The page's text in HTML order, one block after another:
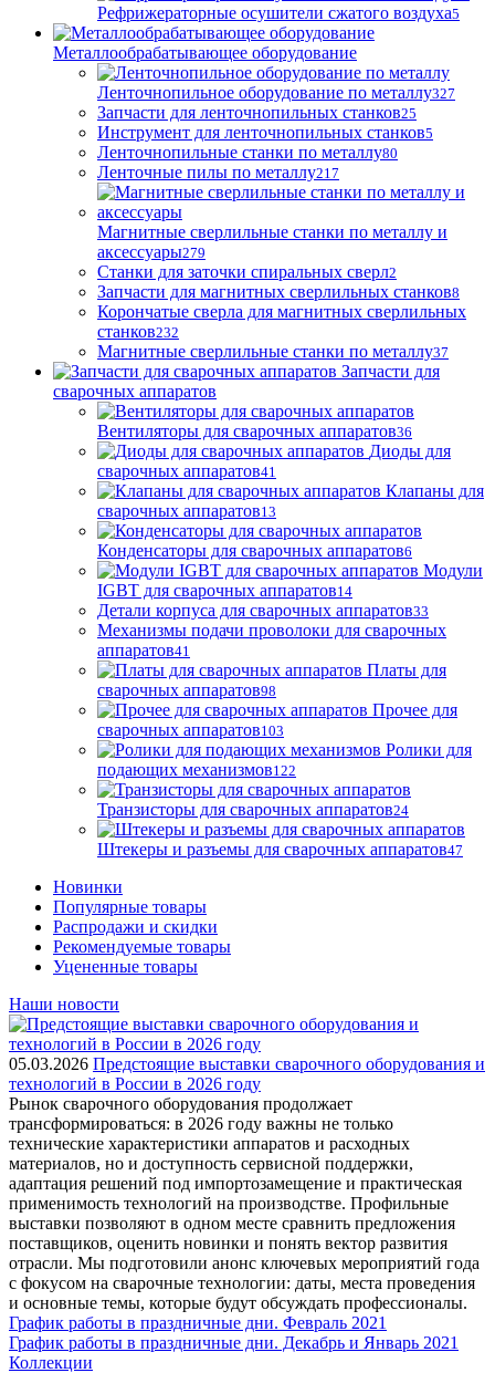
Рефрижераторные осушители сжатого воздуха5
Металлообрабатывающее оборудование
Ленточнопильное оборудование по металлу327
Запчасти для ленточнопильных станков25
Инструмент для ленточнопильных станков5
Ленточнопильные станки по металлу80
Ленточные пилы по металлу217
Магнитные сверлильные станки по металлу и
аксессуары279
Станки для заточки спиральных сверл2
Запчасти для магнитных сверлильных станков8
Корончатые сверла для магнитных сверлильных
станков232
Магнитные сверлильные станки по металлу37
Запчасти для
сварочных аппаратов
Вентиляторы для сварочных аппаратов36
Диоды для
сварочных аппаратов41
Клапаны для
сварочных аппаратов13
Конденсаторы для сварочных аппаратов6
Модули
IGBT для сварочных аппаратов14
Детали корпуса для сварочных аппаратов33
Механизмы подачи проволоки для сварочных
аппаратов41
Платы для
сварочных аппаратов98
Прочее для
сварочных аппаратов103
Ролики для
подающих механизмов122
Транзисторы для сварочных аппаратов24
Штекеры и разъемы для сварочных аппаратов47
Новинки
Популярные товары
Распродажи и скидки
Рекомендуемые товары
Уцененные товары
Наши новости
05.03.2026 Предстоящие выставки сварочного оборудования и
технологий в России в 2026 году
Рынок сварочного оборудования продолжает
трансформироваться: в 2026 году важны не только
технические характеристики аппаратов и расходных
материалов, но и доступность сервисной поддержки,
адаптация решений под импортозамещение и практическая
применимость технологий на производстве. Профильные
выставки позволяют в одном месте сравнить предложения
поставщиков, оценить новинки и понять вектор развития
отрасли. Мы подготовили анонс ключевых мероприятий года
с фокусом на сварочные технологии: даты, места проведения
и основные темы, которые будут обсуждать профессионалы.
График работы в праздничные дни. Февраль 2021
График работы в праздничные дни. Декабрь и Январь 2021
Коллекции